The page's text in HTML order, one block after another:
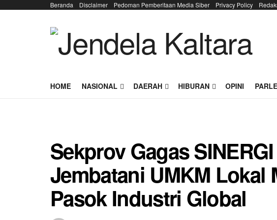
Beranda Disclaimer Pedoman Pemberitaan Media Siber Privacy Policy
HOME NASIONAL DAERAH HIBURAN OPINI
Sekprov Gagas
Jembatani UMKM Lokal
Pasok Industri Global